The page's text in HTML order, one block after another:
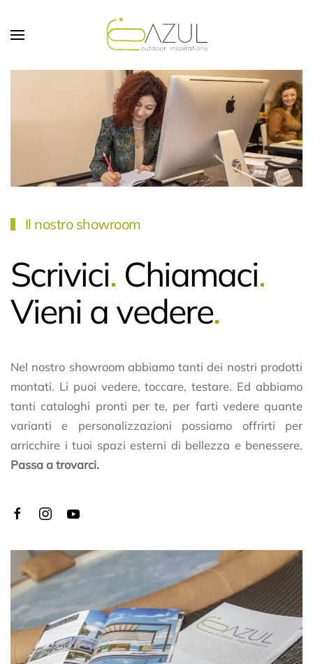
Skip to main content
Il nostro showroom
Scrivici. Chiamaci.
Vieni a vedere.
Nel nostro showroom abbiamo tanti dei nostri prodotti
montati. Li puoi vedere, toccare, testare. Ed abbiamo
tanti cataloghi pronti per te, per farti vedere quante
varianti e personalizzazioni possiamo offrirti per
arricchire i tuoi spazi esterni di bellezza e benessere.
Passa a trovarci.